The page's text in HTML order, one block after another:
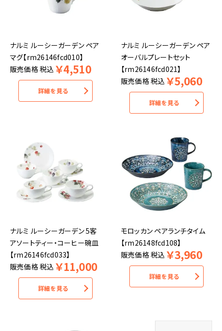
ナルミ ルーシーガーデン ペア
マグ【rm26146fcd010】
販売価格税込 ￥4,510
詳細を見る
ナルミ ルーシーガーデン ペア
オーバルプレートセット
【rm26146fcd021】
販売価格税込 ￥5,060
詳細を見る
ナルミ ルーシーガーデン 5客
アソートティー・コーヒー碗皿
【rm26146fcd033】
販売価格税込 ￥11,000
詳細を見る
モロッカン ペアランチタイム
【rm26148fcd108】
販売価格税込 ￥3,960
詳細を見る